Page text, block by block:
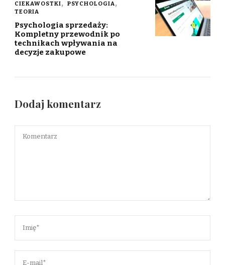
CIEKAWOSTKI
PSYCHOLOGIA
TEORIA
Psychologia sprzedaży:
Kompletny przewodnik po
technikach wpływania na
decyzje zakupowe
Dodaj komentarz